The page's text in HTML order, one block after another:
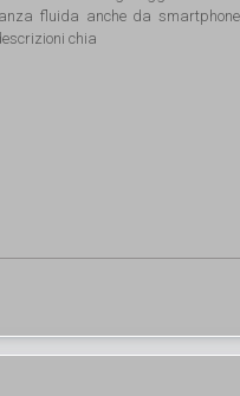
fluida anche da
chia